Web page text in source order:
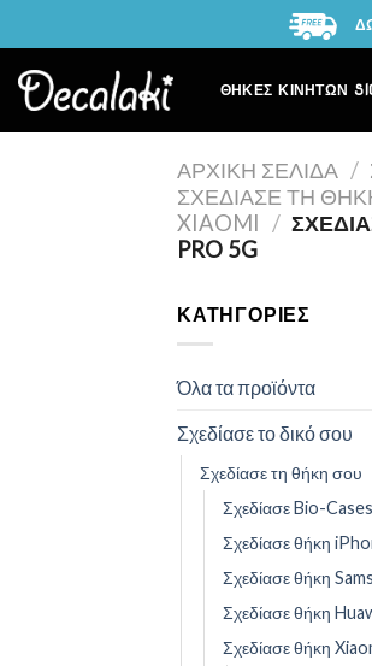
to
content
ΘΗΚΕΣ ΚΙΝΗΤΩΝ
ΑΡΧΙΚΉ ΣΕΛΊΔΑ /
ΣΧΕΔΊΑΣΕ ΤΗ
XIAOMI /
PRO 5G
ΚΑΤΗΓΟΡΊΕΣ
Όλα τα προϊόντα
Σχεδίασε το δικό σου
Σχεδίασε τη θήκη σου
Σχεδίασε Bio-
Σχεδίασε θήκη
Σχεδίασε θήκη
Σχεδίασε θήκη
Σχεδίασε θήκη